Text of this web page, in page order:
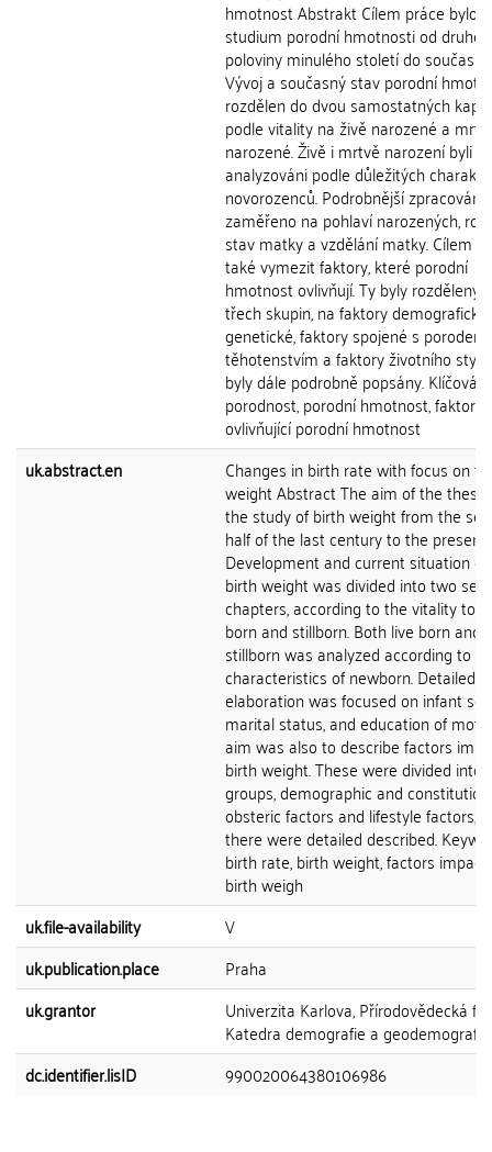
hmotnost Abstrakt Cílem práce bylo
studium porodní hmotnosti od druhé
poloviny minulého století do
Vývoj a současný stav porodní
rozdělen do dvou samostatných
podle vitality na živě narozené a
narozené. Živě i mrtvě narození byli
analyzováni podle důležitých
novorozenců. Podrobnější zpracování
zaměřeno na pohlaví narozených,
stav matky a vzdělání matky. Cílem
také vymezit faktory, které porodní
hmotnost ovlivňují. Ty byly rozděleny
třech skupin, na faktory
genetické, faktory spojené s
těhotenstvím a faktory životního
byly dále podrobně popsány. Klíčová
porodnost, porodní hmotnost, faktory
ovlivňující porodní hmotnost
uk.abstract.en
Changes in birth rate with focus on
weight Abstract The aim of the
the study of birth weight from the
half of the last century to the present.
Development and current situation
birth weight was divided into two
chapters, according to the vitality to
born and stillborn. Both live born and
stillborn was analyzed according to
characteristics of newborn. Detailed
elaboration was focused on infant sex,
marital status, and education of
aim was also to describe factors
birth weight. These were divided into
groups, demographic and
obsteric factors and lifestyle factors,
there were detailed described.
birth rate, birth weight, factors
birth weigh
uk.file-availability
V
uk.publication.place
Praha
uk.grantor
Univerzita Karlova, Přírodovědecká
Katedra demografie a geodemografie
dc.identifier.lisID
990020064380106986